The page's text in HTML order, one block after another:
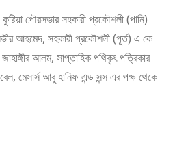
পৌরসভার সহকারী প্রকৌশলী (পানি)
আহমেদ, সহকারী প্রকৌশলী (পূর্ত) এ কে
আলম, সাপ্তাহিক পথিকৃৎ পত্রিকার
মেসার্স আবু হানিফ এন্ড সন্স এর পক্ষ থেকে